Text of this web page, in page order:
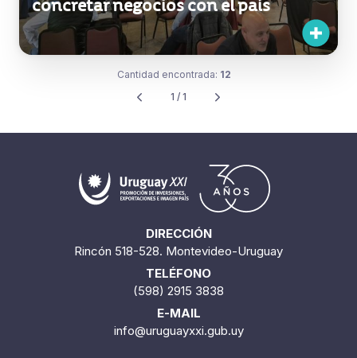
Cantidad encontrada:12
1 / 1
DIRECCIÓN
Rincón 518-528. Montevideo-Uruguay
TELÉFONO
(598) 2915 3838
E-MAIL
info@uruguayxxi.gub.uy